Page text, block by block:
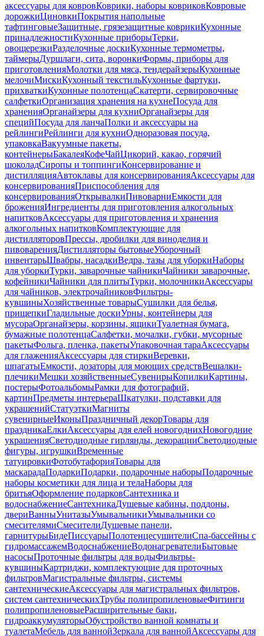
аксессуары для ковровКоврики, наборы ковриковКовровые
дорожкиЦиновкиПокрытия напольные
тафтинговыеЗащитные, грязезащитные коврикиКухонные
принадлежностиКухонные приборыТерки,
овощерезкиРазделочные доскиКухонные термометры,
таймерыДуршлаги, сита, воронкиФормы, приборы для
приготовленияМолотки для мяса, тендерайзерыКухонные
мелочиМискиКухонный текстильКухонные фартуки,
прихваткиКухонные полотенцаСкатерти, сервировочные
салфеткиОрганизация хранения на кухнеПосуда для
храненияОрганайзеры для кухниОрганайзеры для
специйПосуда для ланчаПолки и аксессуары на
рейлингиРейлинги для кухниОдноразовая посуда,
упаковкаВакуумные пакеты,
контейнерыБакалеяКофеЧайЦикорий, какао, горячий
шоколадСиропы и топпингиКонсервирование и
дистилляцияАвтоклавы для консервированияАксессуары для
консервированияПриспособления для
консервированияОткрывалкиПивоварниЕмкости для
броженияИнгредиенты для приготовления алкогольных
напитковАксессуары для приготовления и хранения
алкогольных напитковКомплектующие для
дистилляторовПрессы, дробилки для виноделия и
пивоваренияДистилляторы бытовыеУборочный
инвентарьШвабры, насадкиВедра, тазы для уборкиНаборы
для уборкиТурки, заварочные чайникиЧайники заварочные,
кофейникиЧайники для плитыТурки, молочникиАксессуары
для чайников, электрочайниковФильтры-
кувшиныХозяйственные товарыСушилки для белья,
прищепкиГладильные доскиУрны, контейнеры для
мусораОрганайзеры, корзины, ящикиТуалетная бумага,
бумажные полотенцаСалфетки, мочалки, губки, мусорные
пакетыФольга, пленка, пакетыУпаковочная тараАксессуары
для глаженияАксессуары для стиркиВеревки,
шпагатыЕмкости, дозаторы для моющих средствВешалки-
плечикиМешки хозяйственныеСувенирыКопилкиКартины,
постерыФотоальбомыРамки для фотографий,
картинПредметы интерьераШкатулки, подставки для
украшенийСтатуэткиМагниты
сувенирныеИконыПраздничный декорТовары для
праздникаЕлкиАксессуары для елей новогоднихНовогодние
украшенияСветодиодные гирлянды, декорацииСветодиодные
фигуры, игрушкиВременные
татуировкиФотобутафорияТовары для
маскарадаПодаркиПодарки, подарочные наборыПодарочные
наборы косметики для лица и телаНаборы для
бритьяОформление подарковСантехника и
водоснабжениеСантехникаДушевые кабины, поддоны,
двериВанныУнитазыУмывальникиУмывальники со
смесителямиСмесителиДушевые панели,
гарнитурыБидеПиссуарыПолотенцесушителиСпа-бассейны с
гидромассажемВодоснабжениеВодонагревателиБытовые
насосыПроточные фильтры для водыФильтры-
кувшиныКартриджи, комплектующие для проточных
фильтровМагистральные фильтры, системы
сантехническиеАксессуары для магистральных фильтров,
систем сантехническихТрубы полипропиленовыеФитинги
полипропиленовыеРасширительные баки,
гидроаккумуляторыОбустройство ванной комнаты и
туалетаМебель для ваннойЗеркала для ваннойАксессуары для